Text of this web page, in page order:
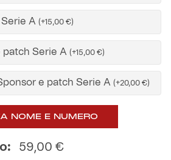
A (+15,00 €)
patch Serie A (+15,00 €)
e patch Serie A (+20,00 €)
NOME E NUMERO
59,00 €